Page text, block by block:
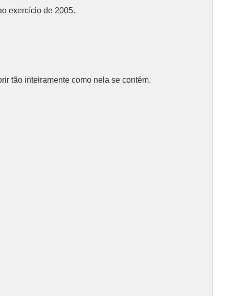
exercício de 2005.
tão inteiramente como nela se contém.